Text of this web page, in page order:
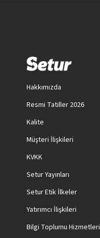
Hakkımızda
Resmi Tatiller 2026
Kalite
Müşteri İlişkileri
KVKK
Setur Yayınları
Setur Etik İlkeler
Yatırımcı İlişkileri
Bilgi Toplumu Hizmetleri